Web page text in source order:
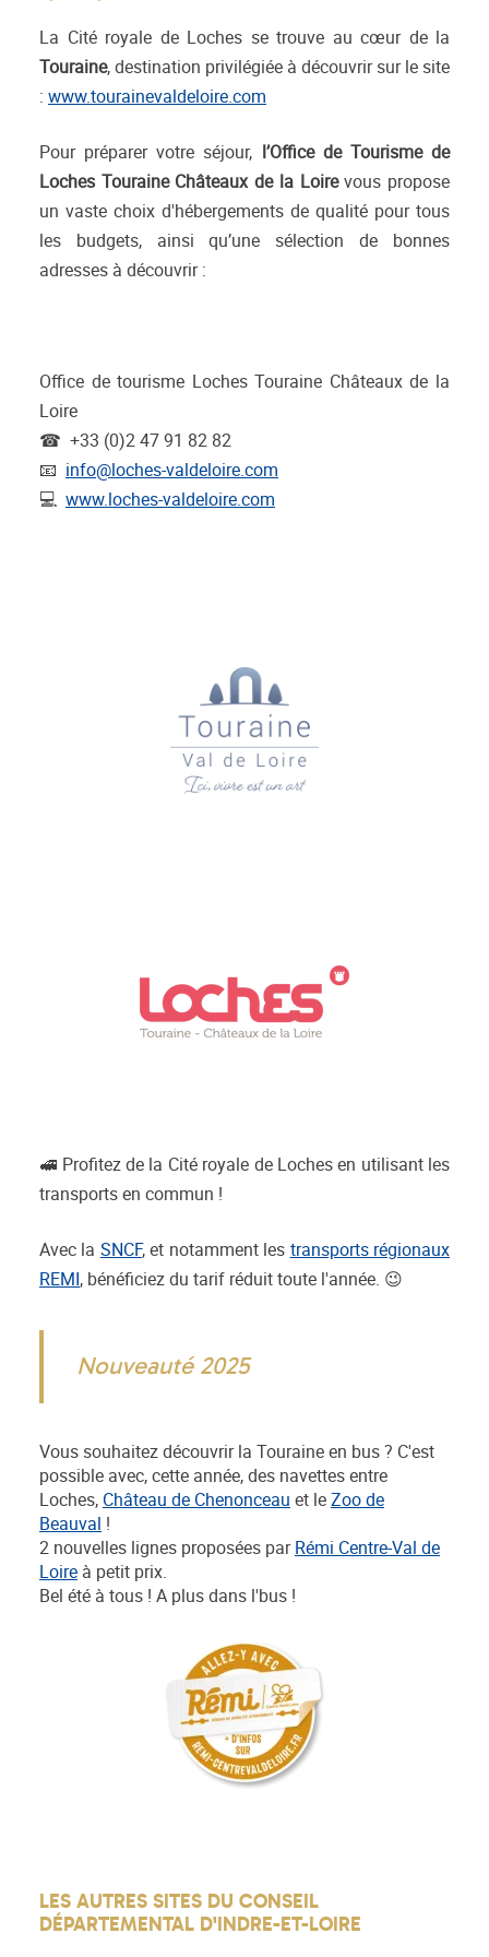
La Cité royale de Loches se trouve au cœur de la
Touraine, destination privilégiée à découvrir sur le site
: www.tourainevaldeloire.com
Pour préparer votre séjour, l’Office de Tourisme de
Loches Touraine Châteaux de la Loirevous propose
un vaste choix d'hébergements de qualité pour tous
les budgets, ainsi qu’une sélection de bonnes
adresses à découvrir :
Office de tourisme Loches Touraine Châteaux de la
Loire
☎ +33 (0)2 47 91 82 82
📧 info@loches-valdeloire.com
💻 www.loches-valdeloire.com
🚅 Profitez de la Cité royale de Loches en utilisant les
transports en commun !
Avec la SNCF, et notamment les transports régionaux
REMI, bénéficiez du tarif réduit toute l'année. 😉
Nouveauté 2025
Vous souhaitez découvrir la Touraine en bus ? C'est
possible avec, cette année, des navettes entre
Loches, Château de Chenonceau et leZoo de
Beauval !
2 nouvelles lignes proposées parRémi Centre-Val de
Loire à petit prix.
Bel été à tous ! A plus dans l'bus !
LES AUTRES SITES DU CONSEIL
DÉPARTEMENTAL D'INDRE-ET-LOIRE